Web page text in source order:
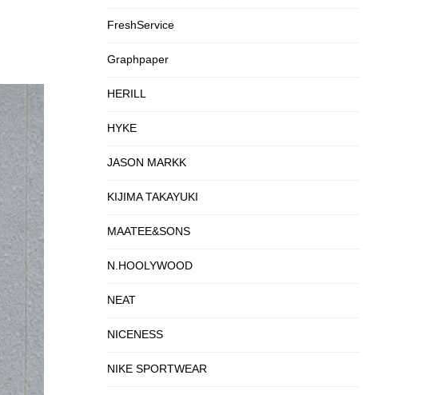
FreshService
Graphpaper
HERILL
HYKE
JASON MARKK
KIJIMA TAKAYUKI
MAATEE&SONS
N.HOOLYWOOD
NEAT
NICENESS
NIKE SPORTWEAR